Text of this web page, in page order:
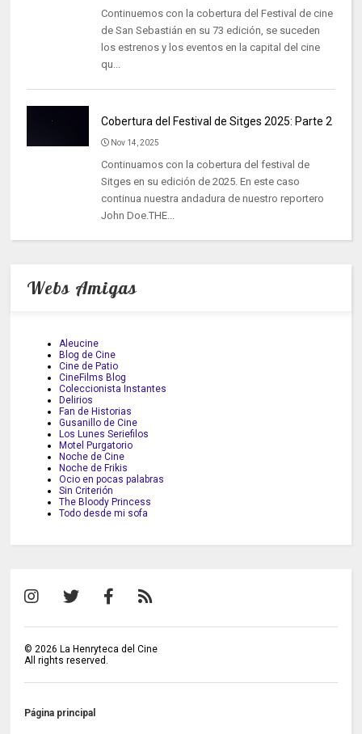
Continuemos con la cobertura del Festival de cine
de San Sebastián en su 73 edición, se suceden
los estrenos y los eventos en la capital del cine
qu...
Cobertura del Festival de Sitges 2025: Parte 2
Nov 14, 2025
Continuamos con la cobertura del festival de
Sitges en su edición de 2025. En este caso
continua nuestra andadura de nuestro reportero
John Doe.THE...
Webs Amigas
Aleucine
Blog de Cine
Cine de Patio
CineFilms Blog
Coleccionista Instantes
Delirios
Fan de Historias
Gusanillo de Cine
Los Lunes Seriefilos
Motel Purgatorio
Noche de Cine
Noche de Frikis
Ocio en pocas palabras
Sin Criterión
The Bloody Princess
Todo desde mi sofa
©2026 La Henryteca del Cine
All rights reserved.
Página principal